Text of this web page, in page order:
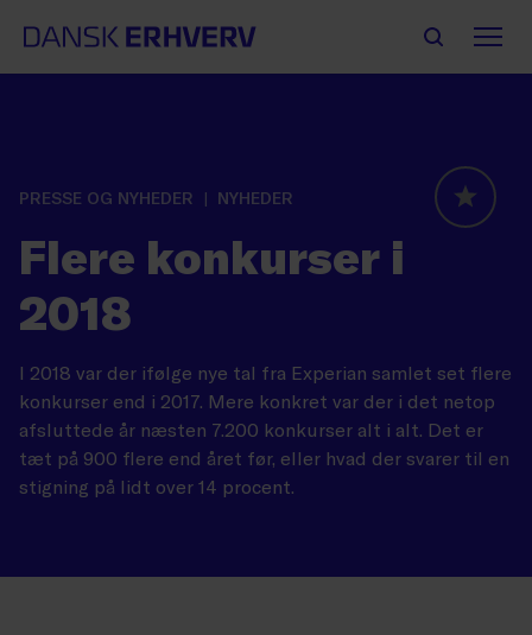
PRESSE OG NYHEDER
NYHEDER
Flere konkurser i
2018
I 2018 var der ifølge nye tal fra Experian samlet set flere
konkurser end i 2017. Mere konkret var der i det netop
afsluttede år næsten 7.200 konkurser alt i alt. Det er
tæt på 900 flere end året før, eller hvad der svarer til en
stigning på lidt over 14 procent.